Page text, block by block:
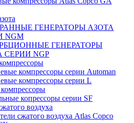
ГЕНЕРАТОРЫ АЗОТА
NGM
ГЕНЕРАТОРЫ
СЕРИИ NGP
компрессоры серии Automan
компрессоры серии L
копрессоры серии SF
воздуха
сжатого воздуха Atlas Copco